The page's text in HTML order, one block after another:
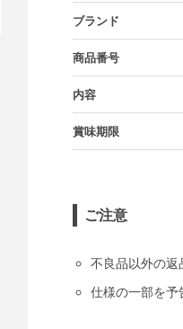
ブランド
商品番号
内容
賞味期限
ご注意
不良品以外の返
仕様の一部を予